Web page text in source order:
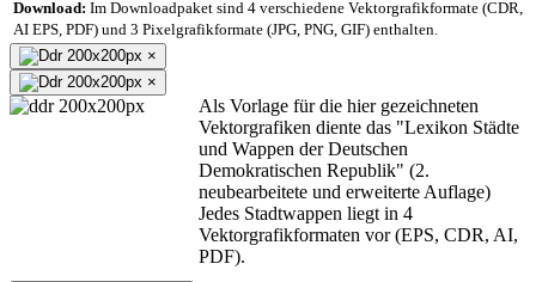
Download: Im Downloadpaket sind 4 verschiedene Vektorgrafikformate (CDR,
AI EPS, PDF) und 3 Pixelgrafikformate (JPG, PNG, GIF) enthalten.
×
×
Als Vorlage für die hier gezeichneten
Vektorgrafiken diente das "Lexikon Städte
und Wappen der Deutschen
Demokratischen Republik" (2.
neubearbeitete und erweiterte Auflage)
Jedes Stadtwappen liegt in 4
Vektorgrafikformaten vor (EPS, CDR, AI,
PDF).